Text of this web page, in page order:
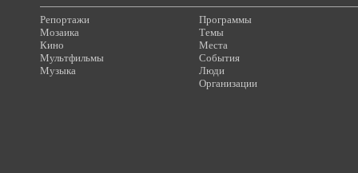
Репортажи
Мозаика
Кино
Мультфильмы
Музыка
Программы
Темы
Места
События
Люди
Организации